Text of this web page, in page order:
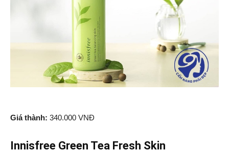
Giá thành: 340.000 VNĐ
Innisfree Green Tea Fresh Skin